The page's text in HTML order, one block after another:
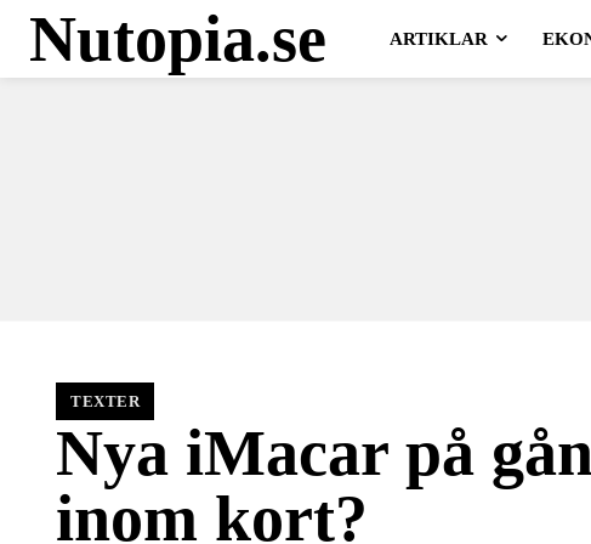
Nutopia.se ARTIKLAR
TEXTER
Nya iMacar på
inom kort?